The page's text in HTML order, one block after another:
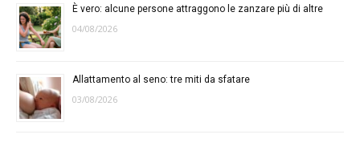
È vero: alcune persone attraggono le zanzare più di altre
04/08/2026
Allattamento al seno: tre miti da sfatare
03/08/2026